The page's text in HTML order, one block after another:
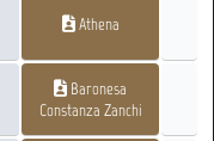
Athena
Baronesa
Constanza Zanchi